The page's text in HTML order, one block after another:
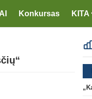
Konkursas KITA